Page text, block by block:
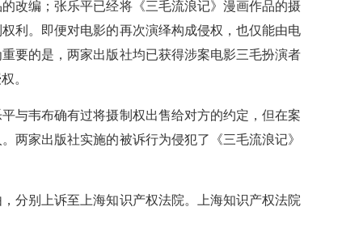
改编；张乐平已经将《三毛流浪记》漫画作品的摄
利。即便对电影的再次演绎构成侵权，也仅能由电
要的是，两家出版社均已获得涉案电影三毛扮演者
。
韦布确有过将摄制权出售给对方的约定，但在案
两家出版社实施的被诉行为侵犯了《三毛流浪记》
别上诉至上海知识产权法院。上海知识产权法院